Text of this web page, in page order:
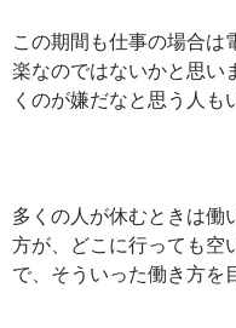
この期間も仕事の場合は
楽なのではないかと思い
くのが嫌だなと思う人も
多くの人が休むときは働
方が、どこに行っても空
で、そういった働き方を